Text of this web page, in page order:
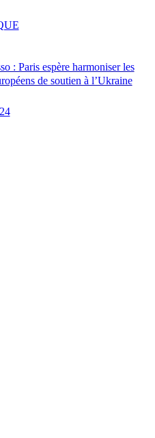
: Paris espère harmoniser les
de soutien à l’Ukraine